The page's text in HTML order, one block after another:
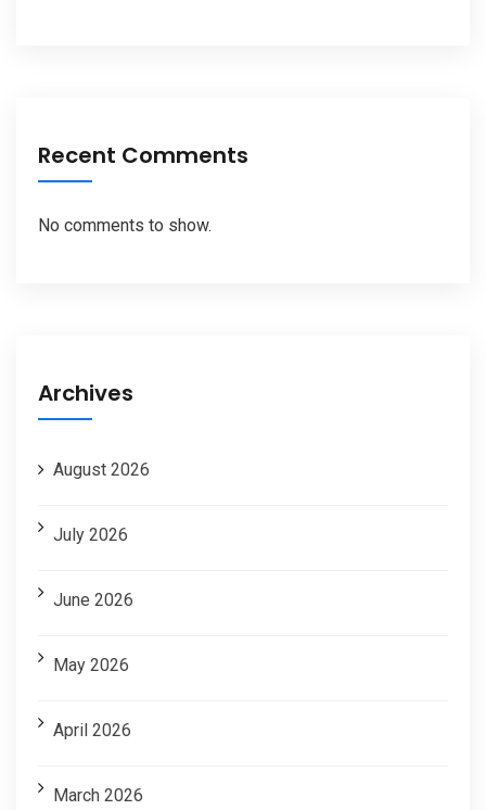
Recent Comments
No comments to show.
Archives
August 2026
July 2026
June 2026
May 2026
April 2026
March 2026